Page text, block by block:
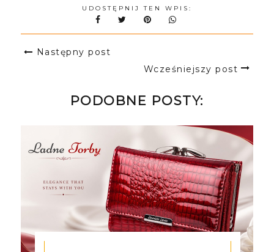
UDOSTĘPNIJ TEN WPIS:
Następny post
Wcześniejszy post
PODOBNE POSTY: